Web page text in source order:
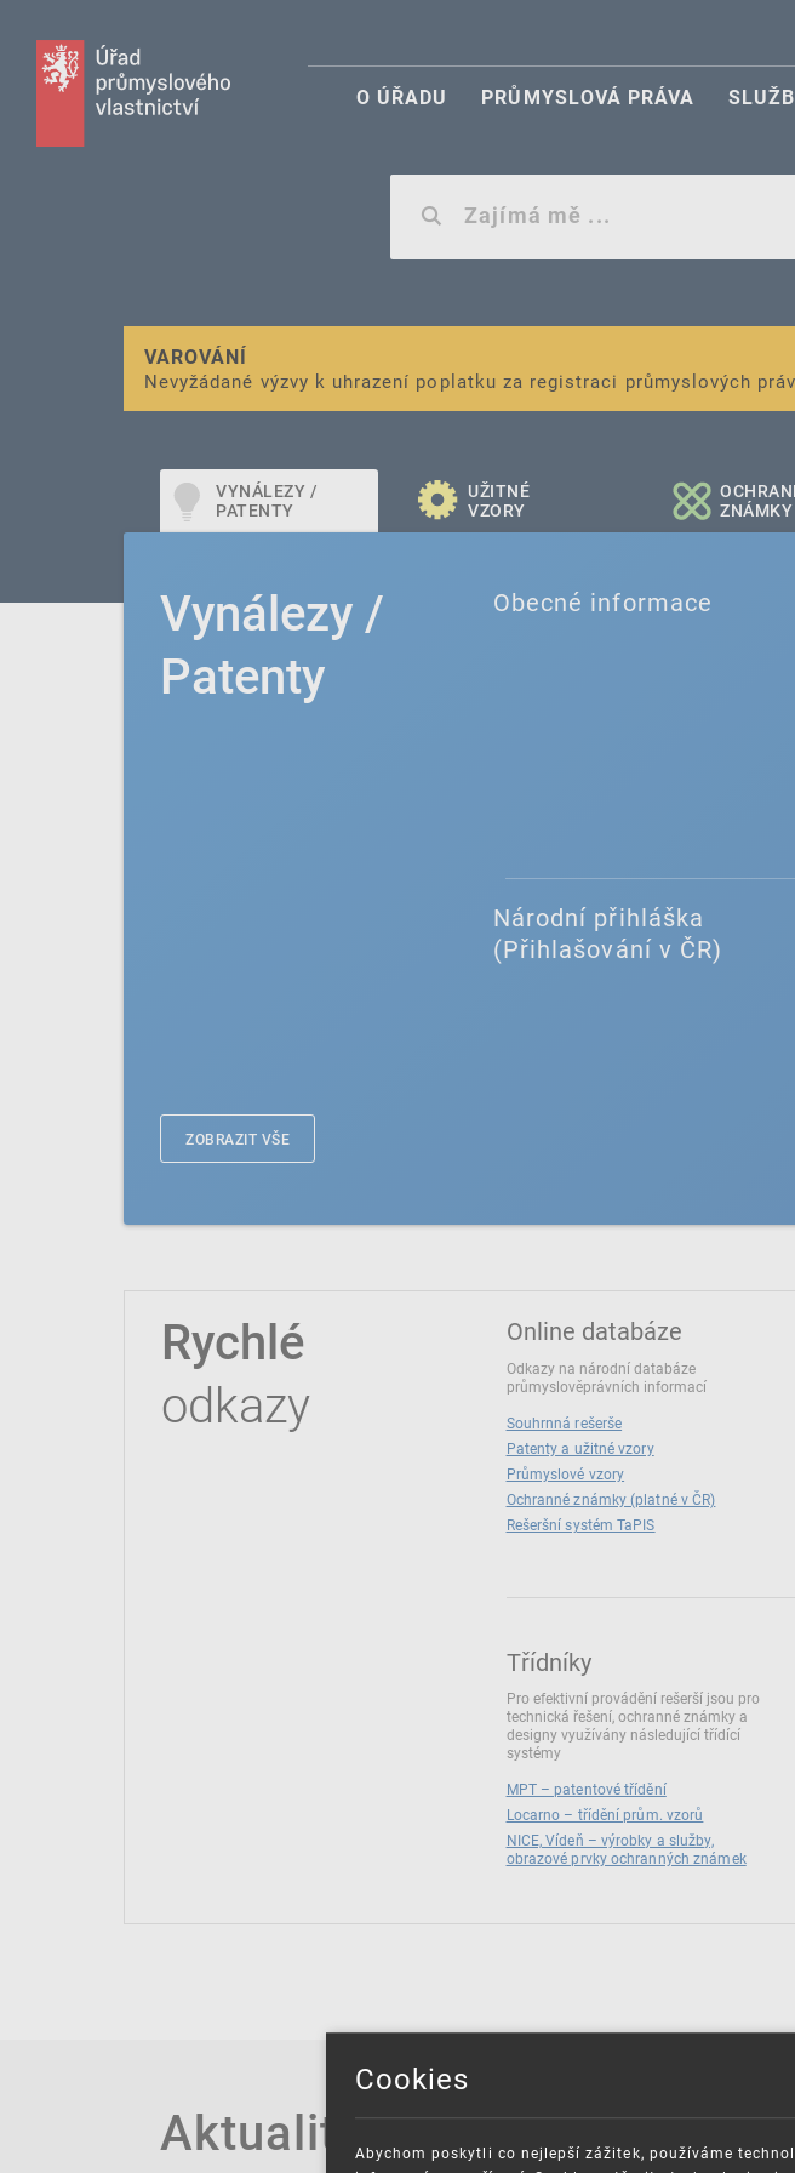
O ÚŘADU PRŮMYSLOVÁ PRÁVA
VAROVÁNÍ
Nevyžádané výzvy k uhrazení poplatku za registraci průmyslových práv
Finanční podpora
pro správu duševního vlastnictví pro malé a střední podniky
VYNÁLEZY /
PATENTY
UŽITNÉ
VZORY
ZNÁMKY
Vynálezy /
Patenty
Obecné informace
Národní přihláška
(Přihlašování v ČR)
ZOBRAZIT VŠE
Rychlé
odkazy
Online databáze
Odkazy na národní databáze
průmyslověprávních informací
Souhrnná rešerše
Patenty a užitné vzory
Průmyslové vzory
Ochranné známky (platné v ČR)
Rešeršní systém TaPIS
Třídníky
Pro efektivní provádění rešerší jsou pro
technická řešení, ochranné známky a
designy využívány následující třídící
systémy
MPT – patentové třídění
Locarno – třídění prům. vzorů
NICE, Vídeň – výrobky a služby,
obrazové prvky ochranných známek
Aktuality
Cookies
Abychom poskytli co nejlepší zážitek, používáme